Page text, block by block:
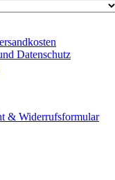
Datenschutz
& Widerrufsformular